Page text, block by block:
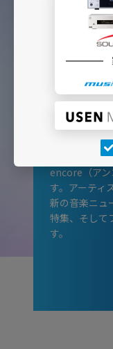
USEN
encore（アン
す。アーティ
新の音楽ニュ
特集、そして
す。